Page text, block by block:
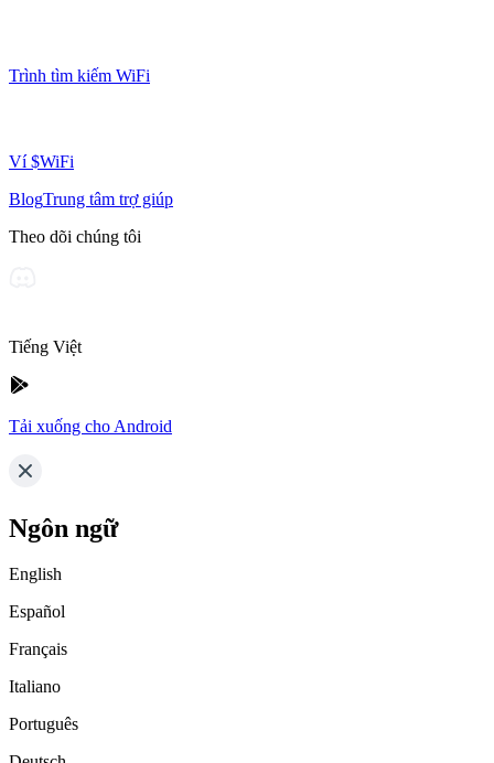
Trình tìm kiếm WiFi
Ví $WiFi
BlogTrung tâm trợ giúp
Theo dõi chúng tôi
Tiếng Việt
Tải xuống cho Android
Ngôn ngữ
English
Español
Français
Italiano
Português